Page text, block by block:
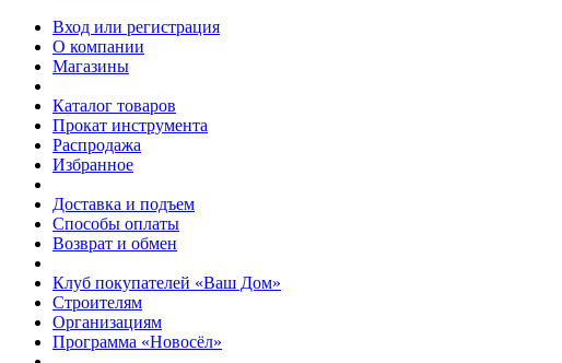
Вход или регистрация
О компании
Магазины
Каталог товаров
Прокат инструмента
Распродажа
Избранное
Доставка и подъем
Способы оплаты
Возврат и обмен
Клуб покупателей «Ваш Дом»
Строителям
Организациям
Программа «Новосёл»